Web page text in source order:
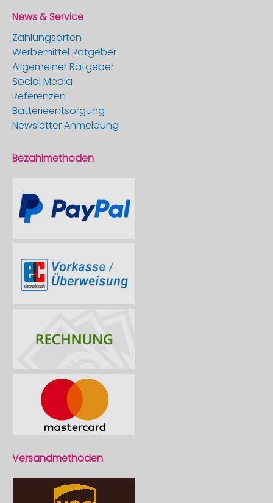
News & Service
Zahlungsarten
Werbemittel Ratgeber
Allgemeiner Ratgeber
Social Media
Referenzen
Batterieentsorgung
Newsletter Anmeldung
Bezahlmethoden
Versandmethoden